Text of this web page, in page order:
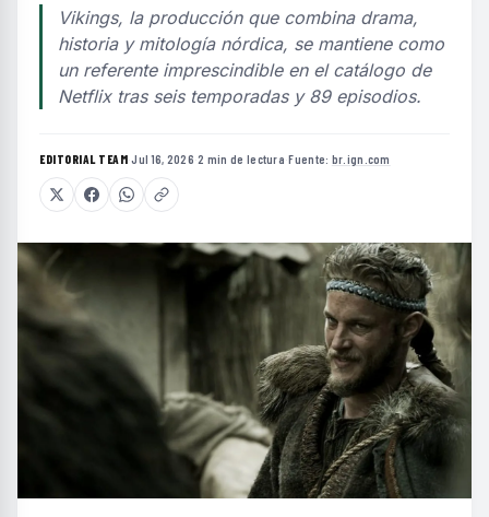
Vikings, la producción que combina drama,
historia y mitología nórdica, se mantiene como
un referente imprescindible en el catálogo de
Netflix tras seis temporadas y 89 episodios.
EDITORIAL TEAM·Jul 16, 2026·2 min de lectura·Fuente: br.ign.com